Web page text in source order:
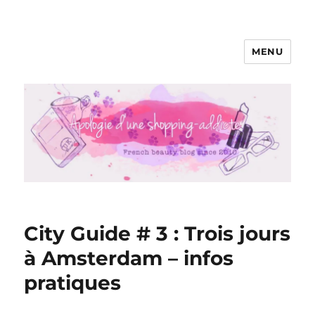
Apologie d'une Shopping-addicte
MENU
City Guide # 3 : Trois jours
à Amsterdam – infos
pratiques